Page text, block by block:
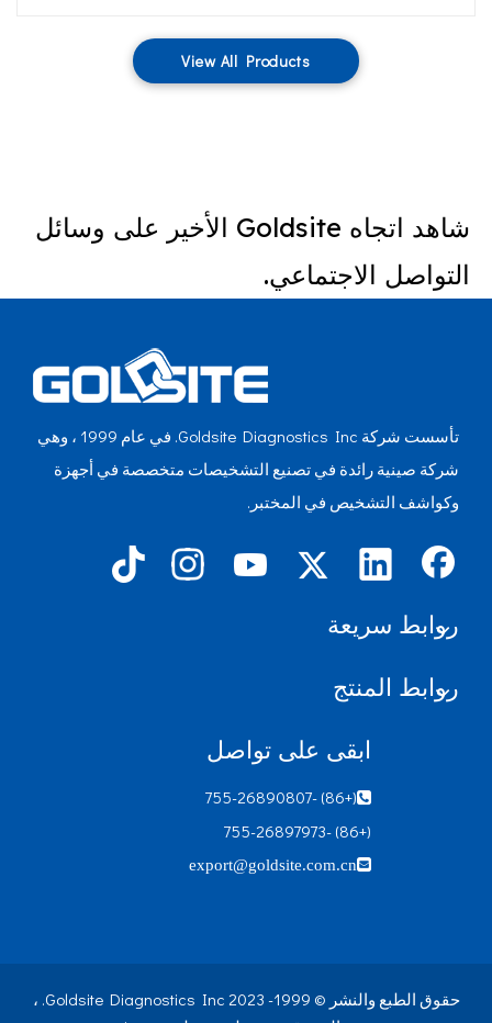
View All Products
شاهد اتجاه Goldsite الأخير على وسائل
التواصل الاجتماعي.
تأسست شركة Goldsite Diagnostics Inc. في عام 1999 ، وهي
شركة صينية رائدة في تصنيع التشخيصات متخصصة في أجهزة
وكواشف التشخيص في المختبر.
روابط سريعة
روابط المنتج
ابقى على تواصل

(+86) -755-26890807
(+86) -755-26897973

export@goldsite.com.cn
حقوق الطبع والنشر © 1999- 2023 Goldsite Diagnostics Inc. ،